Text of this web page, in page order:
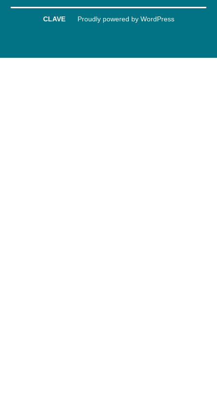
CLAVE Proudly powered by WordPress